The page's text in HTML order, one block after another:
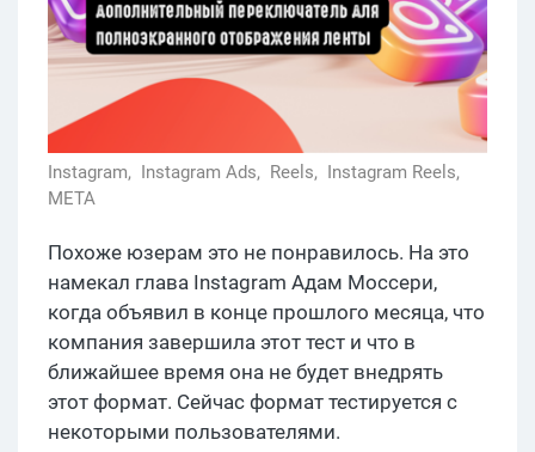
Instagram, Instagram Ads, Reels, Instagram Reels,
META
Похоже юзерам это не понравилось. На это
намекал глава Instagram Адам Моссери,
когда объявил в конце прошлого месяца, что
компания завершила этот тест и что в
ближайшее время она не будет внедрять
этот формат. Сейчас формат тестируется с
некоторыми пользователями.